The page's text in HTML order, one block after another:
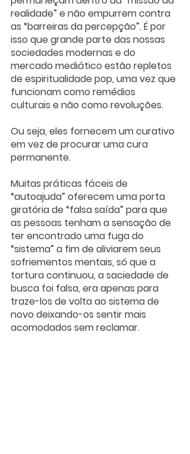
realidade” e não empurrem contra
as “barreiras da percepção”. É por
isso que grande parte das nossas
sociedades modernas e do
mercado mediático estão repletos
de espiritualidade pop, uma vez que
funcionam como remédios
culturais e não como revoluções.
Ou seja, eles fornecem um curativo
em vez de procurar uma cura
permanente.
Muitas práticas fáceis de
“autoajuda” oferecem uma porta
giratória de “falsa saída” para que
as pessoas tenham a sensação de
ter encontrado uma fuga do
“sistema” a fim de aliviarem seus
sofriementos mentais, só que a
tortura continuou, a saciedade de
busca foi falsa, era apenas para
traze-los de volta ao sistema de
novo deixando-os sentir mais
acomodados sem reclamar.